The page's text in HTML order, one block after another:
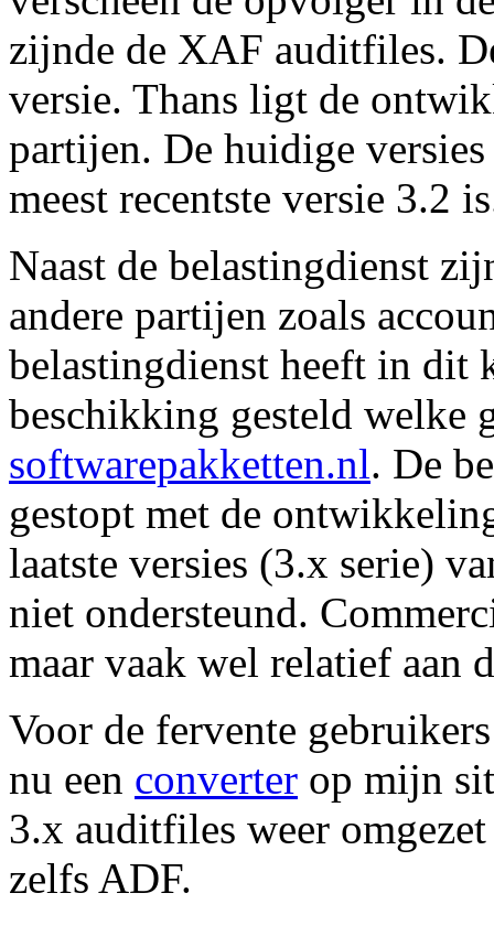
zijnde de XAF auditfiles.
versie. Thans ligt de
partijen. De huidige
meest recentste versie 3.2
Naast de belastingdienst
andere partijen zoals
belastingdienst heeft in dit
beschikking gesteld welke
softwarepakketten.nl. De
gestopt met de
laatste versies (3.x serie)
niet ondersteund.
maar vaak wel relatief aan
Voor de fervente
nu een converter op mijn
3.x auditfiles weer
zelfs ADF.